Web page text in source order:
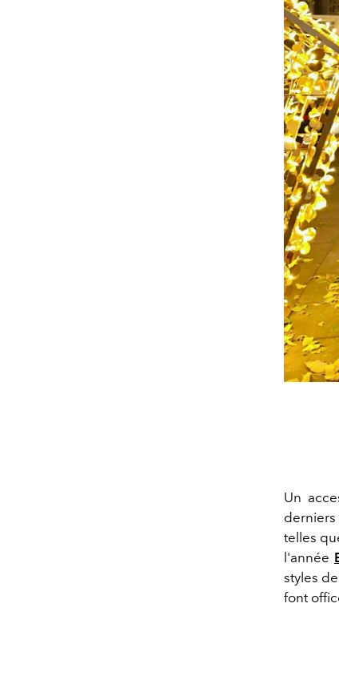
Un
telles
l'année
styles
font